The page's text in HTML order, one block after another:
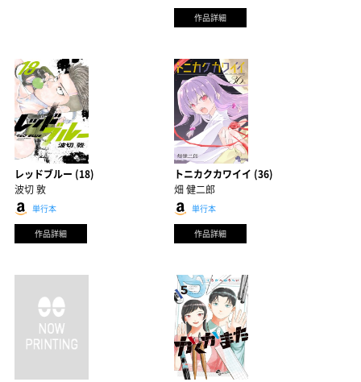
作品詳細
レッドブルー (18)
波切 敦
単行本
作品詳細
トニカクカワイイ (36)
畑 健二郎
単行本
作品詳細